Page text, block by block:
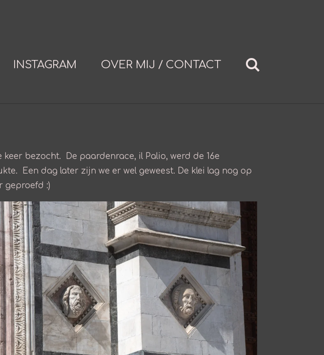
INSTAGRAM OVER MIJ / CONTACT
bezocht. De paardenrace, il Palio, werd de 16e
Een dag later zijn we er wel geweest. De klei lag nog op
geproefd :)